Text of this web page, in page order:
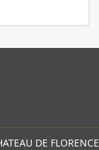
DE FLORENCE